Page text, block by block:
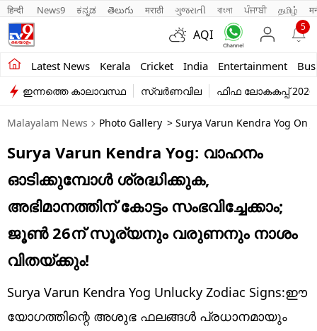
हिन्दी News9 ಕನ್ನಡ తెలుగు मराठी ગુજરાતી বাংলা ਪੰਜਾਬੀ தமிழ்
AQI
5
Latest News Kerala Cricket India Entertainment
Kerala
India
Entertainment
Business
Education
Sports
Lifestyle
world
Technology
ഇന്നത്തെ കാലാവസ്ഥ സ്വർണവില ഫിഫ ലോകകപ്പ് 2026
Malayalam News Photo Gallery > Surya Varun Kendra Yog On
Surya Varun Kendra Yog: വാഹനം
ഓടിക്കുമ്പോൾ ശ്രദ്ധിക്കുക,
അഭിമാനത്തിന് കോട്ടം സംഭവിച്ചേക്കാം;
ജൂൺ 26ന് സൂര്യനും വരുണനും നാശം
വിതയ്ക്കും!
Surya Varun Kendra Yog Unlucky Zodiac Signs:ഈ
യോഗത്തിന്റെ അശുഭ ഫലങ്ങൾ പ്രധാനമായും